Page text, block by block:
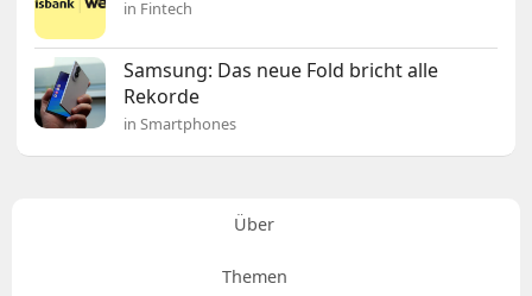
in Fintech
Samsung: Das neue Fold bricht alle
Rekorde
in Smartphones
Über
Themen